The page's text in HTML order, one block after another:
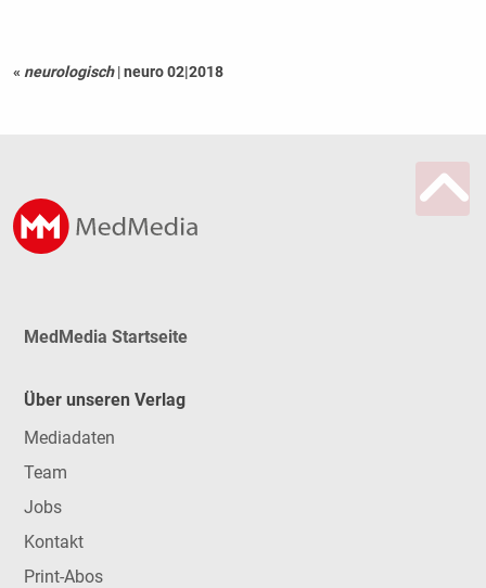
« neurologisch |neuro 02|2018
MedMedia Startseite
Über unseren Verlag
Mediadaten
Team
Jobs
Kontakt
Print-Abos